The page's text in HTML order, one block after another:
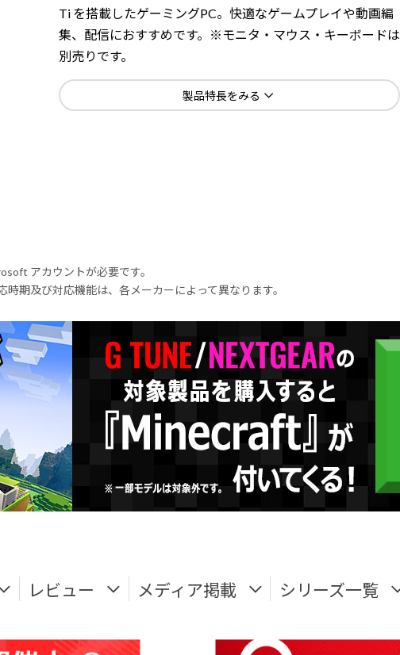
Ti を搭載したゲーミングPC。快適なゲームプレイや動画編
集、配信におすすめです。※モニタ・マウス・キーボードは
別売りです。
製品特長をみる
アカウントが必要です。
期及び対応機能は、各メーカーによって異なります。
レビュー メディア掲載 シリーズ一覧